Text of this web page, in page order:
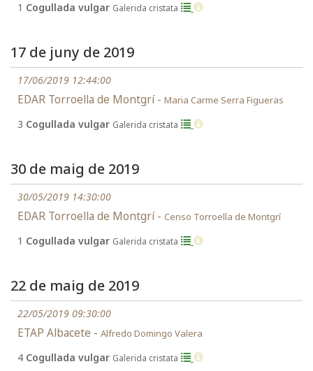
1 Cogullada vulgar Galerida cristata
17 de juny de 2019
17/06/2019 12:44:00
EDAR Torroella de Montgrí - Maria Carme Serra Figueras
3 Cogullada vulgar Galerida cristata
30 de maig de 2019
30/05/2019 14:30:00
EDAR Torroella de Montgrí - Censo Torroella de Montgrí
1 Cogullada vulgar Galerida cristata
22 de maig de 2019
22/05/2019 09:30:00
ETAP Albacete - Alfredo Domingo Valera
4 Cogullada vulgar Galerida cristata